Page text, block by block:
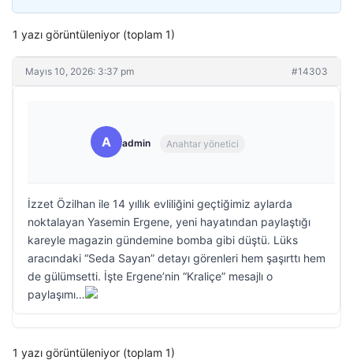
1 yazı görüntüleniyor (toplam 1)
Mayıs 10, 2026: 3:37 pm #14303
A admin Anahtar yönetici
İzzet Özilhan ile 14 yıllık evliliğini geçtiğimiz aylarda
noktalayan Yasemin Ergene, yeni hayatından paylaştığı
kareyle magazin gündemine bomba gibi düştü. Lüks
aracındaki “Seda Sayan” detayı görenleri hem şaşırttı hem
de gülümsetti. İşte Ergene’nin “Kraliçe” mesajlı o
paylaşımı…
1 yazı görüntüleniyor (toplam 1)